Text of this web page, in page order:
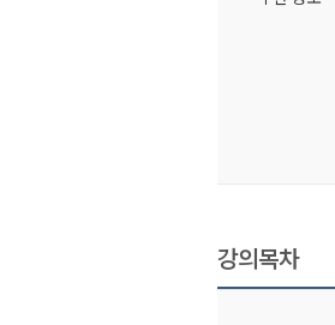
강의목차